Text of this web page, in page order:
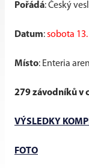
Pořádá: Český
Datum:sobota 13.
Místo: Enteria
279 závodníků v
VÝSLEDKY
FOTO